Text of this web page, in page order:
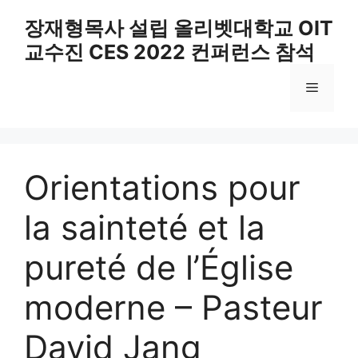
content
장재형목사 설립 올리벳대학교 OIT
교수진 CES 2022 컨퍼런스 참석
Menu
Orientations pour
la sainteté et la
pureté de l’Église
moderne – Pasteur
David Jang